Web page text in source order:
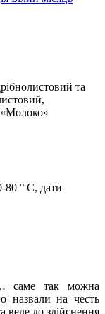
та
«Молоко»
80 ° C, дати
саме так можна
назвали на честь